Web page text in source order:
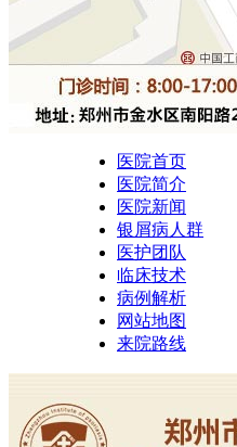
医院首页
医院简介
医院新闻
银屑病人群
医护团队
临床技术
病例解析
网站地图
来院路线